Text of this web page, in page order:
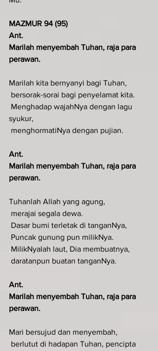
MAZMUR 94 (95)
Ant.
Marilah menyembah Tuhan, raja para
perawan.
Marilah kita bernyanyi bagi Tuhan,
bersorak-sorai bagi penyelamat kita.
syukur,
menghormatiNya dengan pujian.
Ant.
Marilah menyembah Tuhan, raja para
perawan.
Tuhanlah Allah yang agung,
merajai segala dewa.
Dasar bumi terletak di tanganNya,
Puncak gunung pun milikNya.
MilikNyalah laut, Dia membuatnya,
daratanpun buatan tanganNya.
Ant.
Marilah menyembah Tuhan, raja para
perawan.
Mari bersujud dan menyembah,